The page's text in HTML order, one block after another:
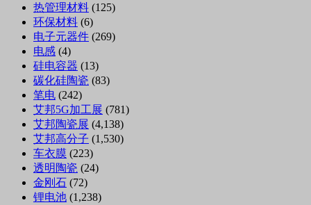
热管理材料 (125)
环保材料 (6)
电子元器件 (269)
电感 (4)
硅电容器 (13)
碳化硅陶瓷 (83)
笔电 (242)
艾邦5G加工展 (781)
艾邦陶瓷展 (4,138)
艾邦高分子 (1,530)
车衣膜 (223)
透明陶瓷 (24)
金刚石 (72)
锂电池 (1,238)